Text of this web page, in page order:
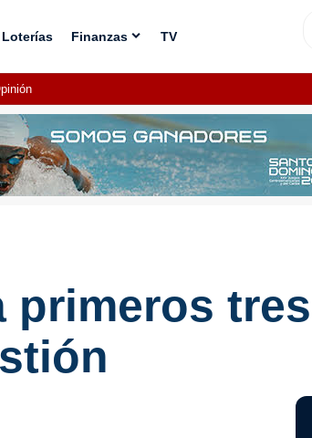
Loterías Finanzas TV
primeros